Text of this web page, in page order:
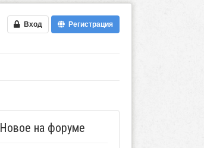
Вход Регистрация
Новое на форуме